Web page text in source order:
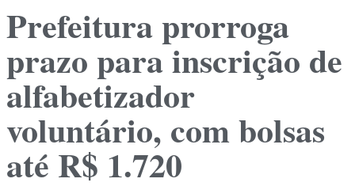
Prefeitura prorroga
prazo para inscrição de
alfabetizador
voluntário, com bolsas
até R$ 1.720